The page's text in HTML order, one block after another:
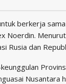
berkerja
Noerdin.
Rusia dan
Nusantara